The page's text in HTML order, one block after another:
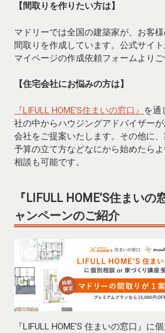
【間取りを作りたい方は】
マドリーでは全国の建築家が、お客
間取りを作成しています。公式サイト
マイページの作成依頼フォームよりご
【住宅会社にお悩みの方は】
『LIFULL HOME’S住まいの窓口』
を通
社の中からハウジングアドバイザー
会社をご提案いたします。その他に
予算の立て方などなにから始めたら
相談も可能です。
『LIFULL HOME’S住まいの
ャンペーンのご紹介
『LIFULL HOME’S 住まいの窓口』に